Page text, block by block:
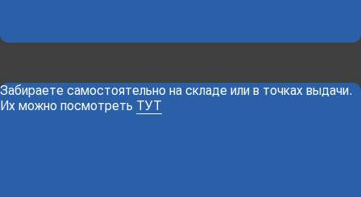
Забираете самостоятельно на складе или в точках выдачи.
Их можно посмотреть ТУТ